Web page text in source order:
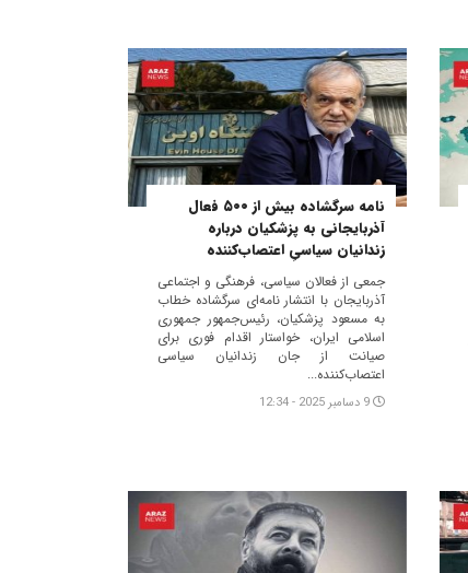
نامه سرگشاده بیش از ۵۰۰ فعال
آذربایجانی به پزشکیان درباره
زندانیان سیاسیِ اعتصاب‌کننده
جمعی از فعالان سیاسی، فرهنگی و اجتماعی
آذربایجان با انتشار نامه‌ای سرگشاده خطاب
به مسعود پزشکیان، رئیس‌جمهور جمهوری
اسلامی ایران، خواستار اقدام فوری برای
صیانت از جان زندانیان سیاسی
اعتصاب‌کننده...
9 دسامبر 2025 - 12:34